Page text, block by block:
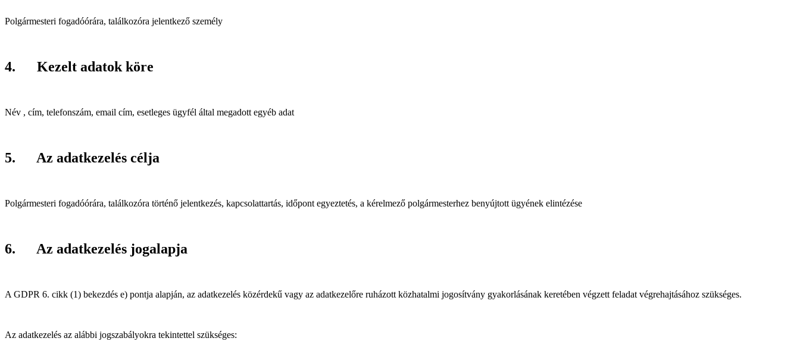
Polgármesteri fogadóórára, találkozóra jelentkező személy
4. Kezelt adatok köre
Név , cím, telefonszám, email cím, esetleges ügyfél által megadott egyéb adat
5. Az adatkezelés célja
Polgármesteri fogadóórára, találkozóra történő jelentkezés, kapcsolattartás, időpont egyeztetés, a kérelmező polgármesterhez benyújtott ügyének elintézése
6. Az adatkezelés jogalapja
A GDPR 6. cikk (1) bekezdés e) pontja alapján, az adatkezelés közérdekű vagy az adatkezelőre ruházott közhatalmi jogosítvány gyakorlásának keretében végzett feladat végrehajtásához szükséges.
Az adatkezelés az alábbi jogszabályokra tekintettel szükséges: